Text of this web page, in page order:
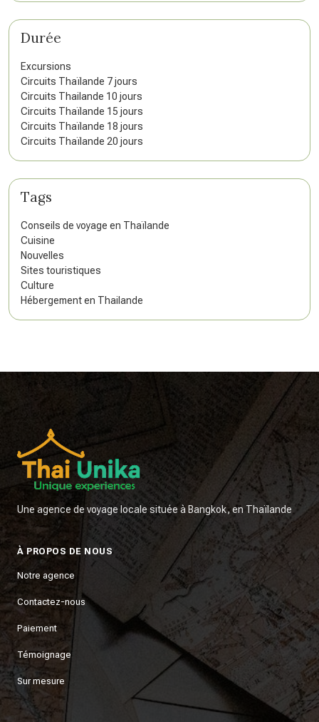
Durée
Excursions
Circuits Thaïlande 7 jours
Circuits Thailande 10 jours
Circuits Thaïlande 15 jours
Circuits Thaïlande 18 jours
Circuits Thaïlande 20 jours
Tags
Conseils de voyage en Thaïlande
Cuisine
Nouvelles
Sites touristiques
Culture
Hébergement en Thailande
Une agence de voyage locale située à Bangkok, en Thaïlande
À PROPOS DE NOUS
Notre agence
Contactez-nous
Paiement
Témoignage
Sur mesure